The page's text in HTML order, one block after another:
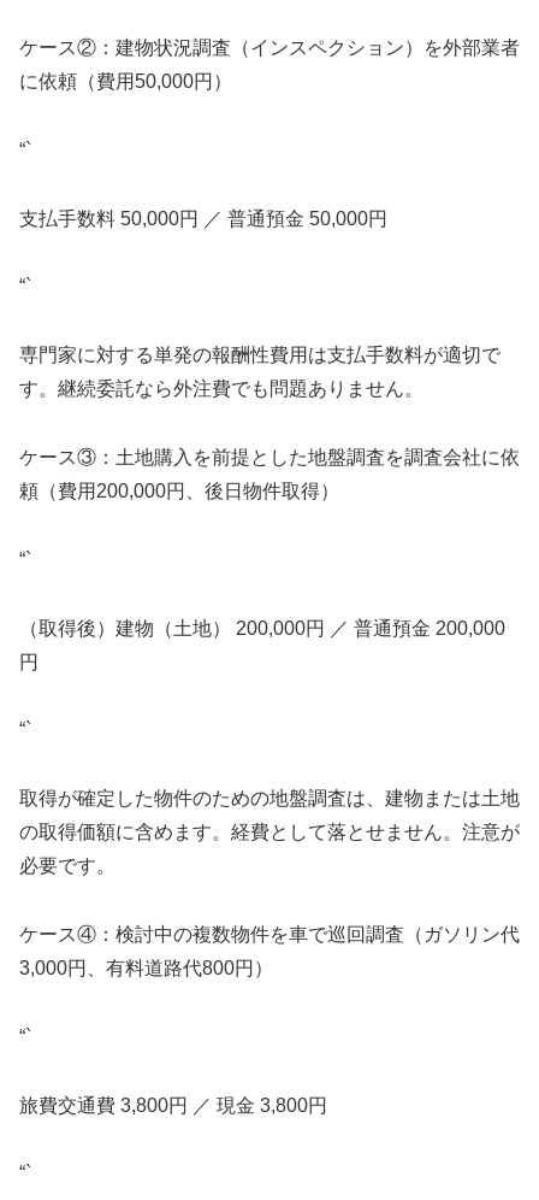
ケース②：建物状況調査（インスペクション）を外部業者
に依頼（費用50,000円）
“`
支払手数料 50,000円 ／ 普通預金 50,000円
“`
専門家に対する単発の報酬性費用は支払手数料が適切で
す。継続委託なら外注費でも問題ありません。
ケース③：土地購入を前提とした地盤調査を調査会社に依
頼（費用200,000円、後日物件取得）
“`
（取得後）建物（土地） 200,000円 ／ 普通預金 200,000
円
“`
取得が確定した物件のための地盤調査は、建物または土地
の取得価額に含めます。経費として落とせません。注意が
必要です。
ケース④：検討中の複数物件を車で巡回調査（ガソリン代
3,000円、有料道路代800円）
“`
旅費交通費 3,800円 ／ 現金 3,800円
“`